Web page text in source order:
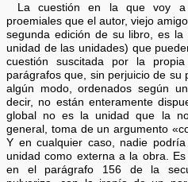
La cuestión en la que voy
proemiales que el autor, viejo
segunda edición de su libro, es
unidad de las unidades) que
cuestión suscitada por la
parágrafos que, sin perjuicio de su
algún modo, ordenados según
decir, no están enteramente
global no es la unidad que la
general, toma de un argumento
Y en cualquier caso, nadie
unidad como externa a la obra.
en el parágrafo 156 de la